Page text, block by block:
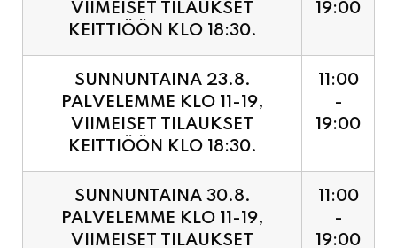
SUNNUNTAINA 23.8.
PALVELEMME KLO 11-19,
VIIMEISET TILAUKSET
KEITTIÖÖN KLO 18:30.
11:00
19:00
SUNNUNTAINA 30.8.
PALVELEMME KLO 11-19,
VIIMEISET TILAUKSET
KEITTIÖÖN KLO 18:30.
11:00
19:00